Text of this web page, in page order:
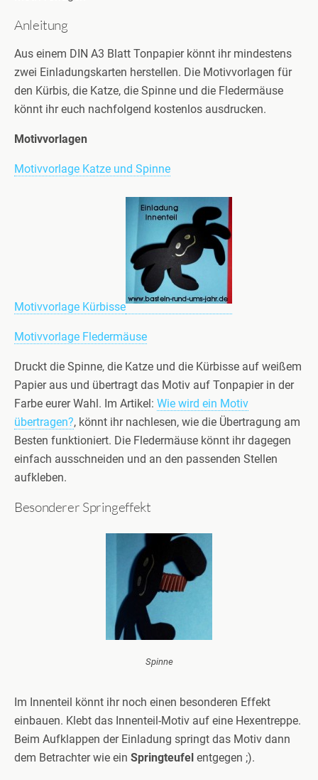
Anleitung
Aus einem DIN A3 Blatt Tonpapier könnt ihr mindestens
zwei Einladungskarten herstellen. Die Motivvorlagen für
den Kürbis, die Katze, die Spinne und die Fledermäuse
könnt ihr euch nachfolgend kostenlos ausdrucken.
Motivvorlagen
Motivvorlage Katze und Spinne
Motivvorlage Kürbisse
Motivvorlage Fledermäuse
Druckt die Spinne, die Katze und die Kürbisse auf weißem
Papier aus und übertragt das Motiv auf Tonpapier in der
Farbe eurer Wahl. Im Artikel: Wie wird ein Motiv
übertragen?, könnt ihr nachlesen, wie die Übertragung am
Besten funktioniert. Die Fledermäuse könnt ihr dagegen
einfach ausschneiden und an den passenden Stellen
aufkleben.
Besonderer Springeffekt
Spinne
Im Innenteil könnt ihr noch einen besonderen Effekt
einbauen. Klebt das Innenteil-Motiv auf eine Hexentreppe.
Beim Aufklappen der Einladung springt das Motiv dann
dem Betrachter wie ein Springteufel entgegen ;).